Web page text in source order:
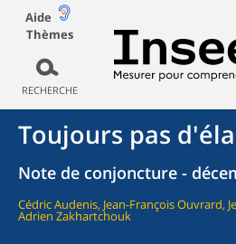
Aide
Thèmes
RECHERCHE
Toujours pas
Note de conjoncture -
Cédric Audenis, Jean-François Ouvrard,
Adrien Zakhartchouk